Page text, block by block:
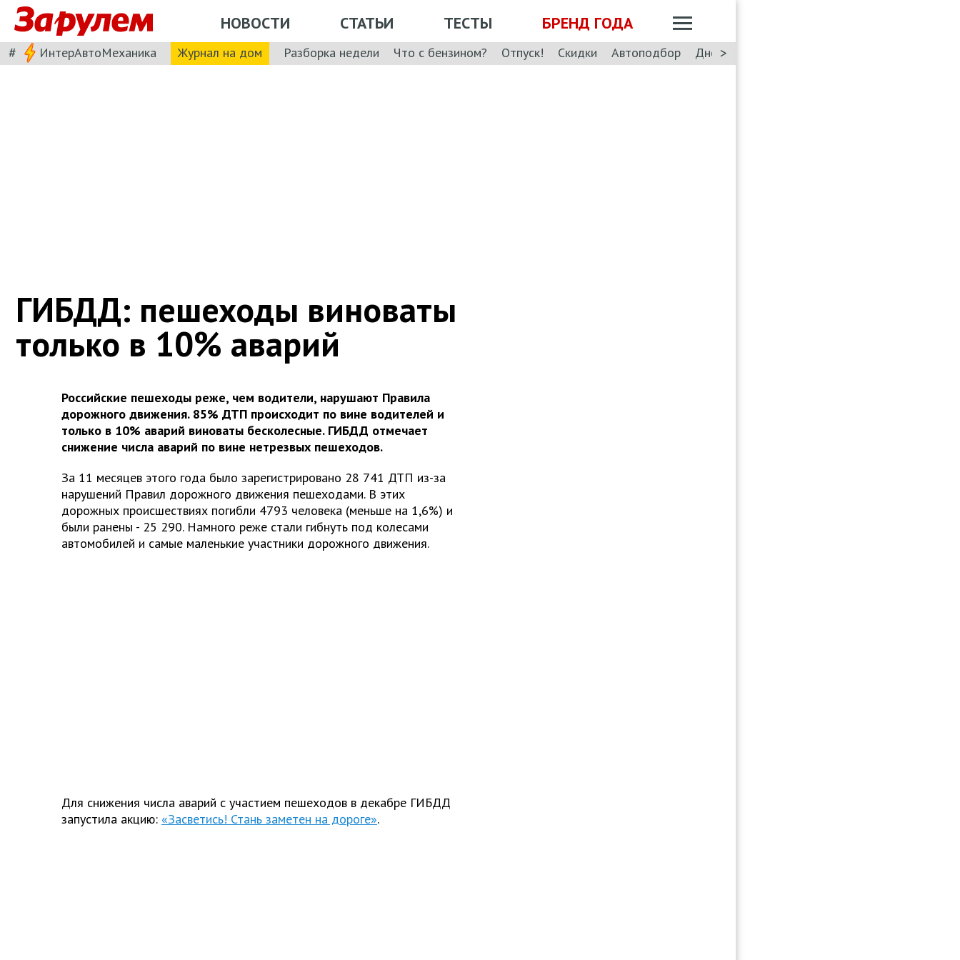
НОВОСТИ СТАТЬИ ТЕСТЫ БРЕНД ГОДА
# ИнтерАвтоМеханика Журнал на дом Разборка недели Что с бензином? Отпуск! Скидки Автоподбор Дневник: Лада Искра
>
ГИБДД: пешеходы виноваты
только в 10% аварий
Российские пешеходы реже, чем водители, нарушают Правила
дорожного движения. 85% ДТП происходит по вине водителей и
только в 10% аварий виноваты бесколесные. ГИБДД отмечает
снижение числа аварий по вине нетрезвых пешеходов.
За 11 месяцев этого года было зарегистрировано 28 741 ДТП из-за
нарушений Правил дорожного движения пешеходами. В этих
дорожных происшествиях погибли 4793 человека (меньше на 1,6%) и
были ранены - 25 290. Намного реже стали гибнуть под колесами
автомобилей и самые маленькие участники дорожного движения.
Для снижения числа аварий с участием пешеходов в декабре ГИБДД
запустила акцию: «Засветись! Стань заметен на дороге».